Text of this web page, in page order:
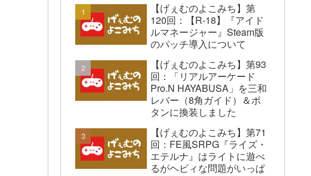
【げぇむのよこみち】第
120回：【R-18】『アイド
ルマネージャー』Steam版
のパッチ導入について
【げぇむのよこみち】第93
回：「リアルアーケード
Pro.N HAYABUSA」を三和
レバー（8角ガイド）＆ボ
タンに換装しました
【げぇむのよこみち】第71
回：FE風SRPG『ライズ・
エテルナ』はライトに遊べ
るがヘビィな問題がいっぱ